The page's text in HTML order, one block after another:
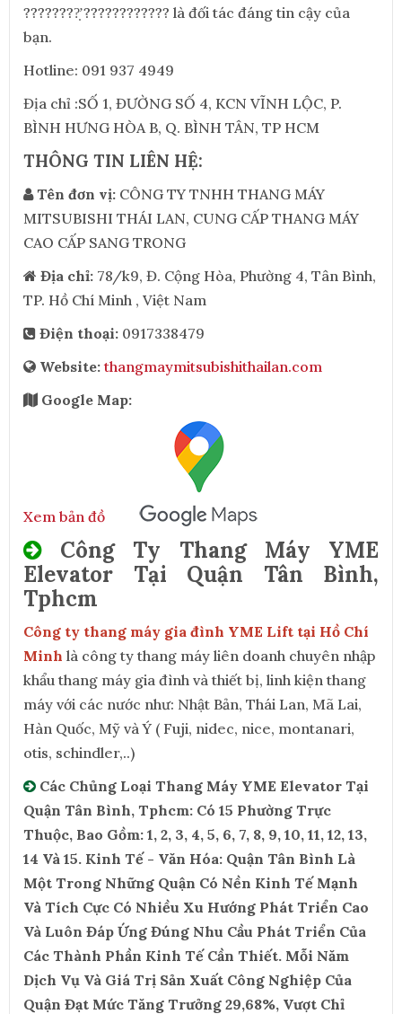
????????̛̣ ???????????? là đối tác đáng tin cậy của
bạn.
Hotline: 091 937 4949
Địa chỉ :SỐ 1, ĐƯỜNG SỐ 4, KCN VĨNH LỘC, P.
BÌNH HƯNG HÒA B, Q. BÌNH TÂN, TP HCM
THÔNG TIN LIÊN HỆ:
Tên đơn vị: CÔNG TY TNHH THANG MÁY
MITSUBISHI THÁI LAN, CUNG CẤP THANG MÁY
CAO CẤP SANG TRONG
Địa chỉ: 78/k9, Đ. Cộng Hòa, Phường 4, Tân Bình,
TP. Hồ Chí Minh , Việt Nam
Điện thoại: 0917338479
Website:thangmaymitsubishithailan.com
Google Map:
Xem bản đồ
Công Ty Thang Máy YME
Elevator Tại Quận Tân Bình,
Tphcm
Công ty thang máy gia đình YME Lift tại Hồ Chí
Minh là công ty thang máy liên doanh chuyên nhập
khẩu thang máy gia đình và thiết bị, linh kiện thang
máy với các nước như: Nhật Bản, Thái Lan, Mã Lai,
Hàn Quốc, Mỹ và Ý ( Fuji, nidec, nice, montanari,
otis, schindler,..)
Các Chủng Loại Thang Máy YME Elevator Tại
Quận Tân Bình, Tphcm: Có 15 Phường Trực
Thuộc, Bao Gồm: 1, 2, 3, 4, 5, 6, 7, 8, 9, 10, 11, 12, 13,
14 Và 15. Kinh Tế - Văn Hóa: Quận Tân Bình Là
Một Trong Những Quận Có Nền Kinh Tế Mạnh
Và Tích Cực Có Nhiều Xu Hướng Phát Triển Cao
Và Luôn Đáp Ứng Đúng Nhu Cầu Phát Triển Của
Các Thành Phần Kinh Tế Cần Thiết. Mỗi Năm
Dịch Vụ Và Giá Trị Sản Xuất Công Nghiệp Của
Quận Đạt Mức Tăng Trưởng 29,68%, Vượt Chỉ